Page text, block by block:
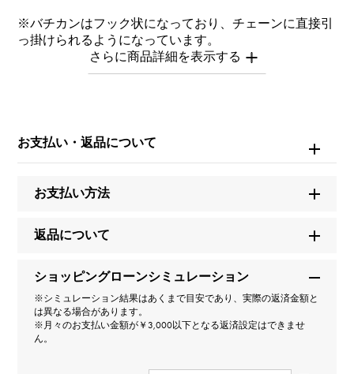
※バチカンはフック状になっており、チェーンに直接引
っ掛けられるようになっています。
商品名
アルファプティ 【受注生産品】イニシャルチャーム
ユキザキ
モデル名
お支払い・返品について
お支払い方法
返品について
ショッピングローンシミュレーション
※シミュレーション結果はあくまで目安であり、実際の返済金額と
は異なる場合があります。
※月々のお支払い金額が￥3,000以下となる返済設定はできませ
ん。